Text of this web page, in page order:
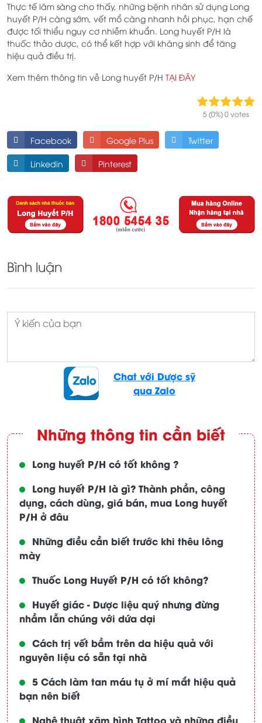
Thực tế lâm sàng cho thấy, những bệnh nhân sử dụng Long
huyết P/H càng sớm, vết mổ càng nhanh hồi phục, hạn chế
được tối thiểu nguy cơ nhiễm khuẩn. Long huyết P/H là
thuốc thảo dược, có thể kết hợp với kháng sinh để tăng
hiệu quả điều trị.
Xem thêm thông tin về Long huyết P/H TẠI ĐÂY
5 (0%) 0 votes
Facebook Google Plus Twitter
Linkedin Pinterest
Bình luận
Chat với Dược sỹ
qua Zalo
Những thông tin cần biết
Long huyết P/H có tốt không ?
Long huyết P/H là gì? Thành phần, công
dụng, cách dùng, giá bán, mua Long huyết
P/H ở đâu
Những điều cần biết trước khi thêu lông
mày
Thuốc Long Huyết P/H có tốt không?
Huyết giác - Dược liệu quý nhưng đừng
nhầm lẫn chúng với dứa dại
Cách trị vết bầm trên da hiệu quả với
nguyên liệu có sẵn tại nhà
5 Cách làm tan máu tụ ở mí mắt hiệu quả
bạn nên biết
Nghệ thuật xăm hình Tattoo và những điều